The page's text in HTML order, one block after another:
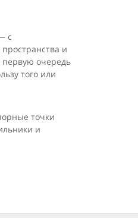
с
и
первую очередь
того или
точки
и